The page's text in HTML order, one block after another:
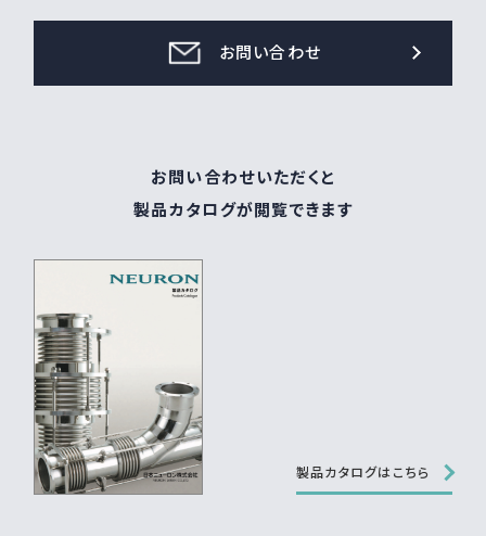
お問い合わせ
お問い合わせいただくと
製品カタログが閲覧できます
製品カタログはこちら